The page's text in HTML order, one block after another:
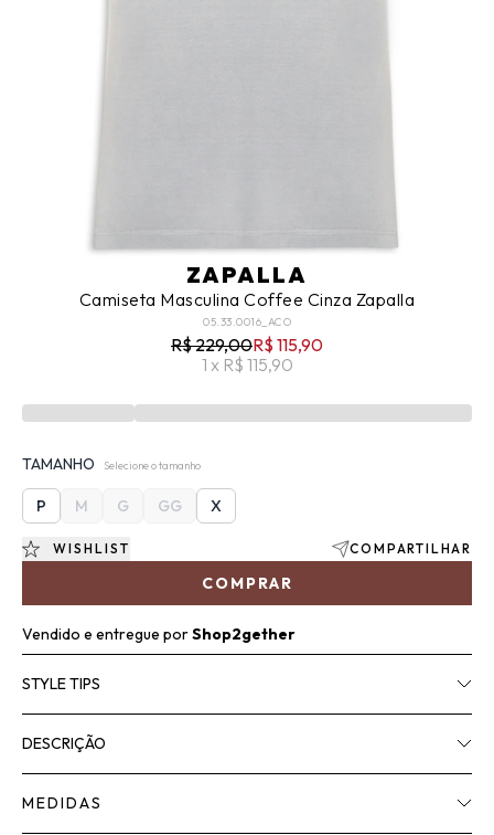
ZAPALLA
Camiseta Masculina Coffee Cinza Zapalla
05.33.0016_ACO
R$ 229,00R$ 115,90
1 x R$ 115,90
TAMANHO Selecione o tamanho
P M G GG X
COMPRAR
WISHLIST COMPARTILHAR
Vendido e entregue porShop2gether
STYLE TIPS
DESCRIÇÃO
MEDIDAS